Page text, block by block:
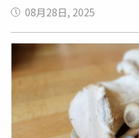
北Legacy TERA開唱。
演，MWAM也和台灣有
出時突然脫口而出「カ
己事後也摸不著頭緒，
丼，「湯頭做的
特
台最期待的美食，他們
進行程，更好奇想找當
年，MWAM仍難忘2011
08月28日, 2025